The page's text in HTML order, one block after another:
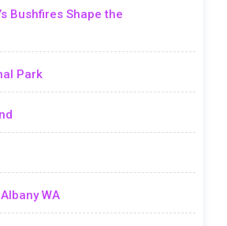
Bushfires Shape the
Park
WA